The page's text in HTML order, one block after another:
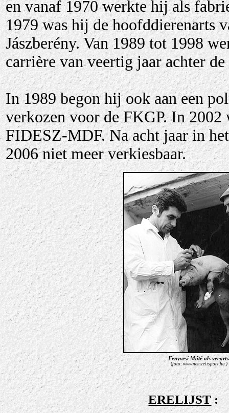
en vanaf 1970 werkte hij als
1979 was hij de hoofddierenarts
Jászberény. Van 1989 tot 1998
carrière van veertig jaar achter
In 1989 begon hij ook aan een
verkozen voor de FKGP. In
FIDESZ-MDF. Na acht jaar in
2006 niet meer verkiesbaar.
Fenyvesi Máté als
(foto: www.nemzetisport.hu.)
ERELIJST: